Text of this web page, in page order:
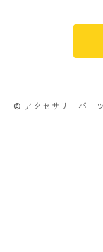
フラワー お花
カニカン
アクリルビーズ
フレークシュガー
フレークシュガー
アルファベット
© アクセサリーパー